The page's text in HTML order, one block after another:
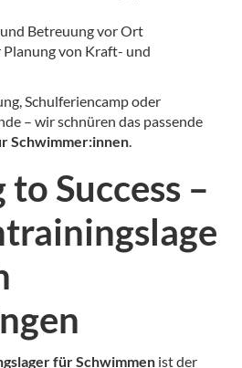
Betreuung vor Ort
von Kraft- und
Schulferiencamp oder
– wir schnüren das passende
Schwimmer:innen
Success –
für Schwimmen ist der